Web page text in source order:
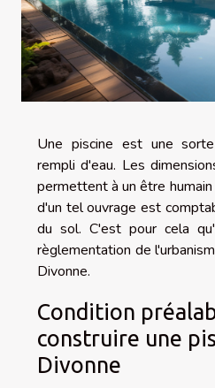
Une piscine est une
rempli d'eau. Les
permettent à un être humain
d'un tel ouvrage est
du sol. C'est pour cela
règlementation de
Divonne.
Condition
construire une
Divonne